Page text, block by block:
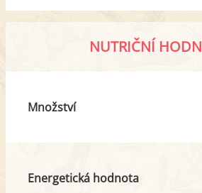
NUTRIČNÍ
Množství
Energetická hodnota